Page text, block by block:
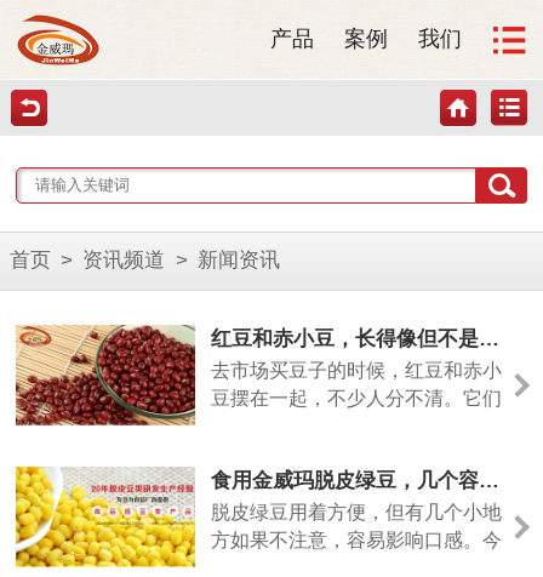
产品 案例 我们
首页 > 资讯频道 > 新闻资讯
红豆和赤小豆，长得像但不是一回事
去市场买豆子的时候，红豆和赤小
豆摆在一起，不少人分不清。它们
食用金威玛脱皮绿豆，几个容易忽略的小细节
脱皮绿豆用着方便，但有几个小地
方如果不注意，容易影响口感。今